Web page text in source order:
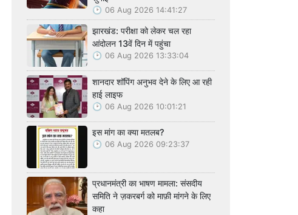
06 Aug 2026 14:41:27
झारखंड: परीक्षा को लेकर चल रहा
आंदोलन 13वें दिन में पहुंचा
06 Aug 2026 13:33:04
शानदार शॉपिंग अनुभव देने के लिए आ रही
हाई लाइफ
06 Aug 2026 10:01:21
इस मांग का क्या मतलब?
06 Aug 2026 09:23:37
प्रधानमंत्री का भाषण मामला: संसदीय
समिति ने ज़करबर्ग को माफ़ी मांगने के लिए
कहा